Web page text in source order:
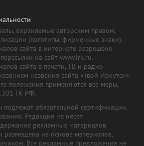
охраняемые авторским правом,
(логотипы, фирменные знаки).
сайта в интернете разрешено
на сайт www.irk.ru.
сайта в печати, ТВ и радио
названия сайта «Твой Иркутск».
положения применяются все меры,
ГК РФ.
подлежат обязательной сертификации,
Редакция не несет
рекламных материалов.
размещена на основе материалов,
Все рекламные предложения не